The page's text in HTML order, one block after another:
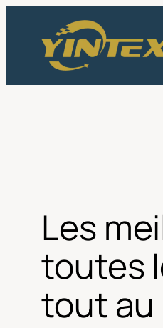
contenu
Les
toutes
tout au